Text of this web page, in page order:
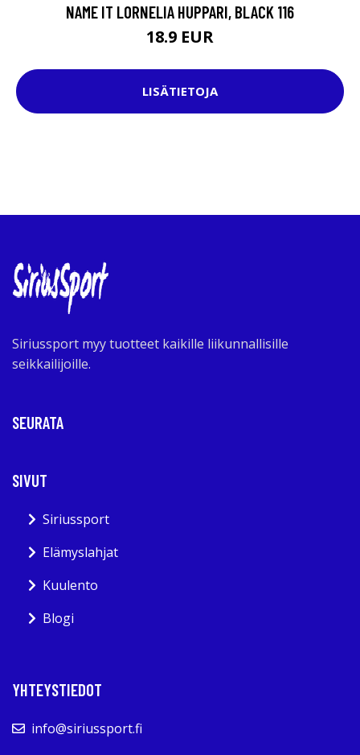
NAME IT LORNELIA HUPPARI, BLACK 116
18.9 EUR
LISÄTIETOJA
Siriussport myy tuotteet kaikille liikunnallisille
seikkailijoille.
SEURATA
SIVUT
Siriussport
Elämyslahjat
Kuulento
Blogi
YHTEYSTIEDOT
info@siriussport.fi